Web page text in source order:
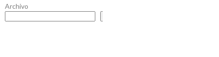
Archivo